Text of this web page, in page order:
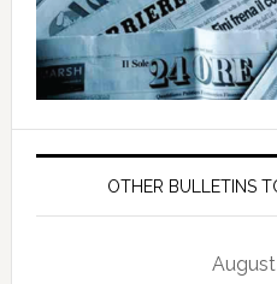
OTHER BULLETINS